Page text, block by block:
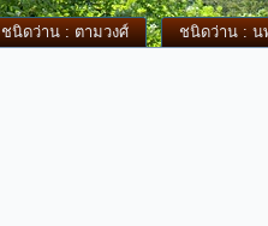
ชนิดว่าน : ตามวงศ์
ชนิดว่าน :